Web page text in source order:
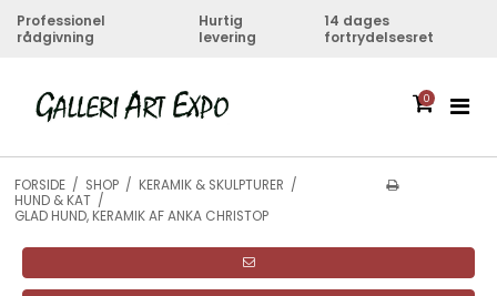
Professionel
rådgivning
Hurtig
levering
14 dages
fortrydelsesret
0
FORSIDE / SHOP / KERAMIK & SKULPTURER /
HUND & KAT /
GLAD HUND, KERAMIK AF ANKA CHRISTOP